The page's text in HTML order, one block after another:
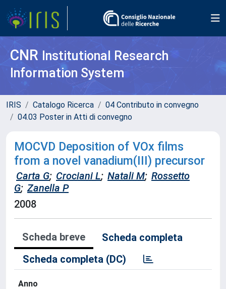
CNR Institutional Research
Information System
IRIS Catalogo Ricerca
04 Contributo in convegno
04.03 Poster in Atti di convegno
MOCVD Deposition of VOx films
from a novel vanadium(III) precursor
Carta G; Crociani L; Natali M; Rossetto
G; Zanella P
2008
Scheda breve
Scheda completa
Scheda completa (DC)
Anno